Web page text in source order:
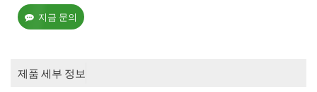
지금 문의
제품 세부 정보